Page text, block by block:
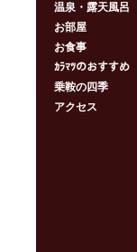
温泉・露天風呂
お部屋
お食事
ｶﾗﾏﾂのおすすめ
乗鞍の四季
アクセス